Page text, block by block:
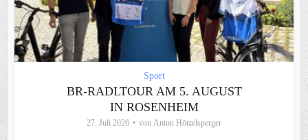
Sport
BR-RADLTOUR AM 5. AUGUST
IN ROSENHEIM
27. Juli 2026 von Anton Hötzelsperger